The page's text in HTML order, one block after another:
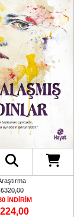
₺320,00
İNDİRİM